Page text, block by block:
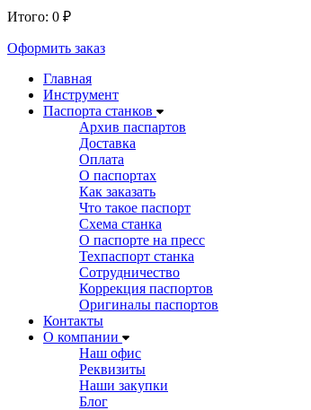
Итого: 0 ₽
Оформить заказ
Главная
Инструмент
Паспорта станков
Архив паспартов
Доставка
Оплата
О паспортах
Как заказать
Что такое паспорт
Схема станка
О паспорте на пресс
Техпаспорт станка
Сотрудничество
Коррекция паспортов
Оригиналы паспортов
Контакты
О компании
Наш офис
Реквизиты
Наши закупки
Блог